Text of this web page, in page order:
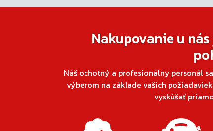
Nakupovanie u
Náš ochotný a profesionálny personál
výberom na základe vašich
vyskúšať